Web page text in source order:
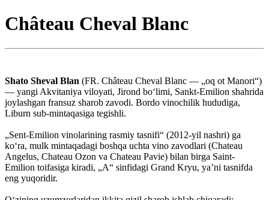
Château Cheval Blanc
Shato Sheval Blan (FR. Château Cheval Blanc — „oq ot Manori“)
― yangi Akvitaniya viloyati, Jirond boʻlimi, Sankt-Emilion shahrida
joylashgan fransuz sharob zavodi. Bordo vinochilik hududiga,
Liburn sub-mintaqasiga tegishli.
„Sent-Emilion vinolarining rasmiy tasnifi“ (2012-yil nashri) ga
koʻra, mulk mintaqadagi boshqa uchta vino zavodlari (Chateau
Angelus, Chateau Ozon va Chateau Pavie) bilan birga Saint-
Emilion toifasiga kiradi, „A“ sinfidagi Grand Kryu, yaʼni tasnifda
eng yuqoridir.